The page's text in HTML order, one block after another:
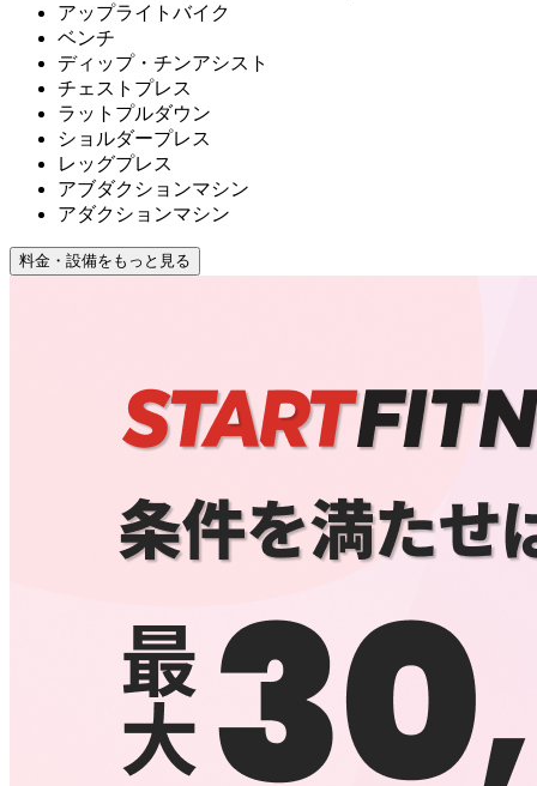
アップライトバイク
ベンチ
ディップ・チンアシスト
チェストプレス
ラットプルダウン
ショルダープレス
レッグプレス
アブダクションマシン
アダクションマシン
料金・設備をもっと見る